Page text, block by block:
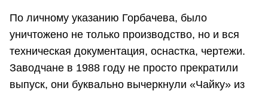
По личному указанию Горбачева, было
уничтожено не только производство, но и вся
техническая документация, оснастка, чертежи.
Заводчане в 1988 году не просто прекратили
выпуск, они буквально вычеркнули «Чайку» из